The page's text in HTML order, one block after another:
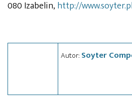
080 Izabelin, http://www.soyter.pl
Autor: Soyter